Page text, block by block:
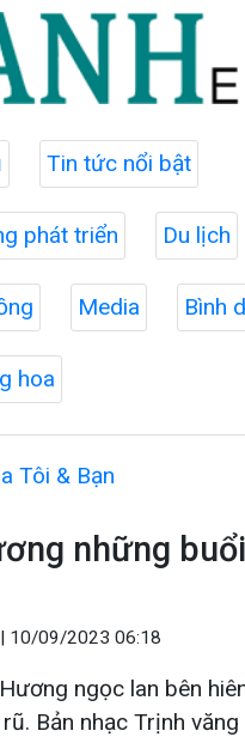
Tin tức nổi bật
phát triển Du lịch
Media Bình
hoa
Tôi & Bạn
những
10/09/2023 06:18
ngọc lan bên
Bản nhạc Trịnh